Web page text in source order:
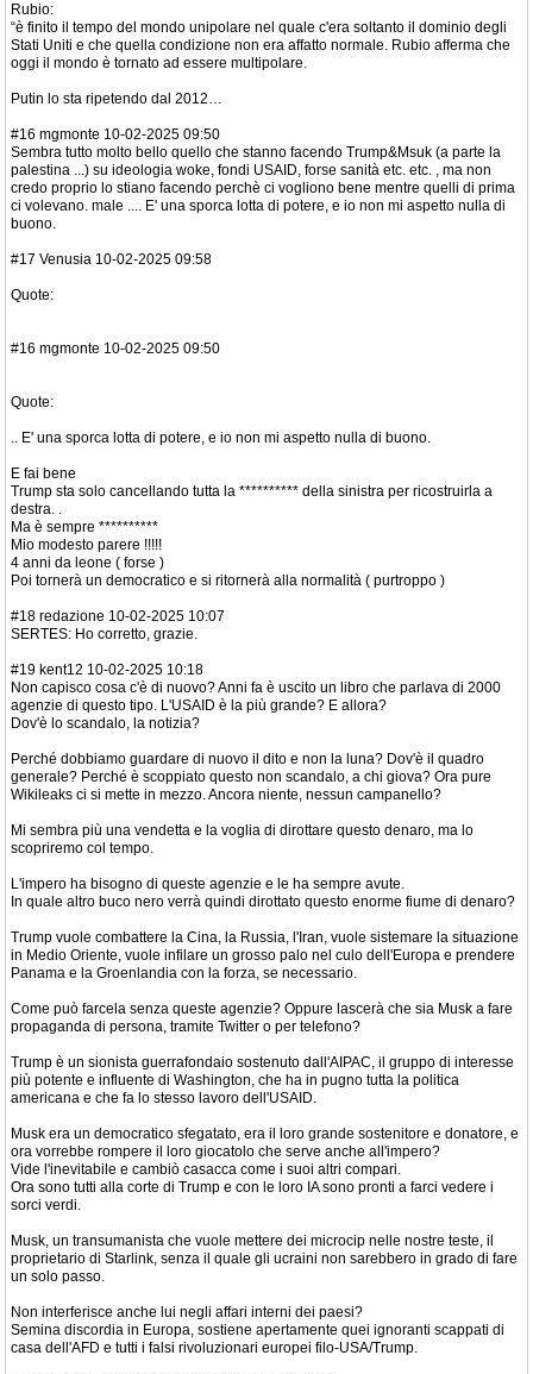
Rubio:
“è finito il tempo del mondo unipolare nel quale c'era soltanto il dominio degli
Stati Uniti e che quella condizione non era affatto normale. Rubio afferma che
oggi il mondo è tornato ad essere multipolare.
Putin lo sta ripetendo dal 2012…
#16 mgmonte 10-02-2025 09:50
Sembra tutto molto bello quello che stanno facendo Trump&Msuk (a parte la
palestina ...) su ideologia woke, fondi USAID, forse sanità etc. etc. , ma non
credo proprio lo stiano facendo perchè ci vogliono bene mentre quelli di prima
ci volevano. male .... E' una sporca lotta di potere, e io non mi aspetto nulla di
buono.
#17 Venusia 10-02-2025 09:58
Quote:
#16 mgmonte 10-02-2025 09:50
Quote:
.. E' una sporca lotta di potere, e io non mi aspetto nulla di buono.
E fai bene
Trump sta solo cancellando tutta la ********** della sinistra per ricostruirla a
destra. .
Ma è sempre **********
Mio modesto parere !!!!!
4 anni da leone ( forse )
Poi tornerà un democratico e si ritornerà alla normalità ( purtroppo )
#18 redazione 10-02-2025 10:07
SERTES: Ho corretto, grazie.
#19 kent12 10-02-2025 10:18
Non capisco cosa c'è di nuovo? Anni fa è uscito un libro che parlava di 2000
agenzie di questo tipo. L'USAID è la più grande? E allora?
Dov'è lo scandalo, la notizia?
Perché dobbiamo guardare di nuovo il dito e non la luna? Dov'è il quadro
generale? Perché è scoppiato questo non scandalo, a chi giova? Ora pure
Wikileaks ci si mette in mezzo. Ancora niente, nessun campanello?
Mi sembra più una vendetta e la voglia di dirottare questo denaro, ma lo
scopriremo col tempo.
L'impero ha bisogno di queste agenzie e le ha sempre avute.
In quale altro buco nero verrà quindi dirottato questo enorme fiume di denaro?
Trump vuole combattere la Cina, la Russia, l'Iran, vuole sistemare la situazione
in Medio Oriente, vuole infilare un grosso palo nel culo dell'Europa e prendere
Panama e la Groenlandia con la forza, se necessario.
Come può farcela senza queste agenzie? Oppure lascerà che sia Musk a fare
propaganda di persona, tramite Twitter o per telefono?
Trump è un sionista guerrafondaio sostenuto dall'AIPAC, il gruppo di interesse
più potente e influente di Washington, che ha in pugno tutta la politica
americana e che fa lo stesso lavoro dell'USAID.
Musk era un democratico sfegatato, era il loro grande sostenitore e donatore, e
ora vorrebbe rompere il loro giocatolo che serve anche all'impero?
Vide l'inevitabile e cambiò casacca come i suoi altri compari.
Ora sono tutti alla corte di Trump e con le loro IA sono pronti a farci vedere i
sorci verdi.
Musk, un transumanista che vuole mettere dei microcip nelle nostre teste, il
proprietario di Starlink, senza il quale gli ucraini non sarebbero in grado di fare
un solo passo.
Non interferisce anche lui negli affari interni dei paesi?
Semina discordia in Europa, sostiene apertamente quei ignoranti scappati di
casa dell'AFD e tutti i falsi rivoluzionari europei filo-USA/Trump.